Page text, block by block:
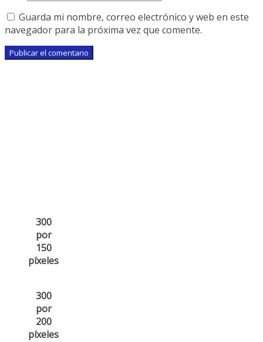
Guarda mi nombre, correo electrónico y web en este
navegador para la próxima vez que comente.
300
por
150
píxeles
300
por
200
píxeles